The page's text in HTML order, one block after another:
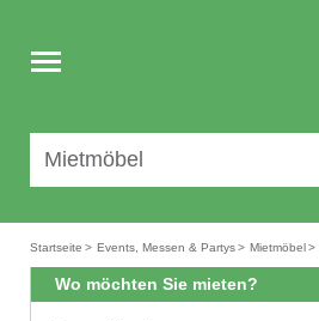
Toggle
navigation
Startseite > Events, Messen & Partys> Mietmöbel>
Wo möchten Sie mieten?